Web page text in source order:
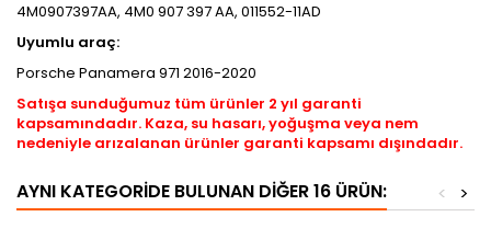
4M0907397AA, 4M0 907 397 AA, 011552-11AD
Uyumlu araç:
Porsche Panamera 971 2016-2020
Satışa sunduğumuz tüm ürünler 2 yıl garanti
kapsamındadır. Kaza, su hasarı, yoğuşma veya nem
nedeniyle arızalanan ürünler garanti kapsamı dışındadır.
AYNI KATEGORIDE BULUNAN DIĞER 16 ÜRÜN: >
<